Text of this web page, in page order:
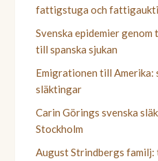
fattigstuga och
Svenska epidemier
till spanska sjukan
Emigrationen till Amerika:
släktingar
Carin Görings svenska
Stockholm
August Strindbergs familj: